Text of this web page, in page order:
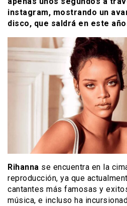
instagram, mostrando un
disco, que saldrá en este
Rihanna se encuentra en la
reproducción, ya que
cantantes más famosas y
música, e incluso ha